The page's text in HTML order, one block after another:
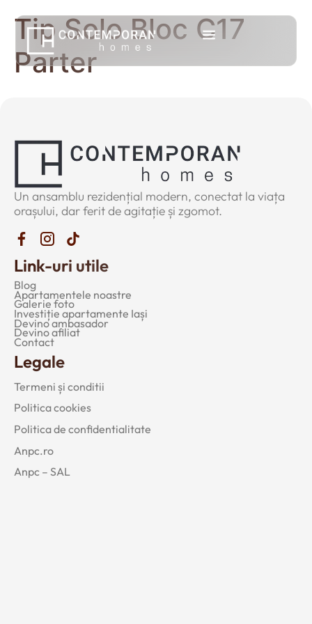
Tip Solo Bloc C17
Parter
Un ansamblu rezidențial modern, conectat la viața
orașului, dar ferit de agitație și zgomot.
Link-uri utile
Blog
Apartamentele noastre
Galerie foto
Investiție apartamente Iași
Devino ambasador
Devino afiliat
Contact
Legale
Termeni și conditii
Politica cookies
Politica de confidentialitate
Anpc.ro
Anpc – SAL